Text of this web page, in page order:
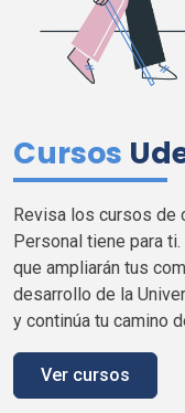
Cursos
Revisa los cursos de
Personal tiene para ti
que ampliarán tus
desarrollo de la
y continúa tu camino
Ver cursos